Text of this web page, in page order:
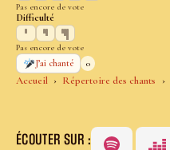
Accueil Répertoire des chants
Pas encore de vote
Difficulté
Pas encore de vote
J’ai chanté
0
ÉCOUTER SUR :